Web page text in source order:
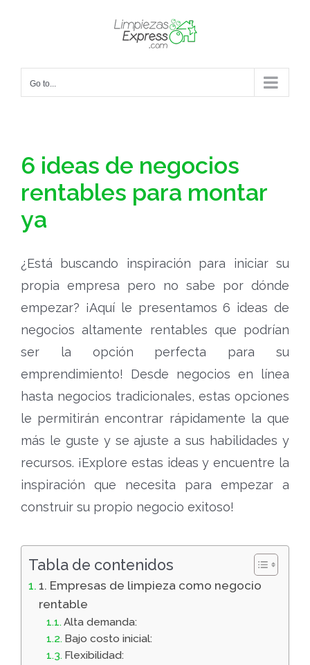
Go to...
6 ideas de negocios
rentables para montar
ya
¿Está buscando inspiración para iniciar su
propia empresa pero no sabe por dónde
empezar? ¡Aquí le presentamos 6 ideas de
negocios altamente rentables que podrían
ser la opción perfecta para su
emprendimiento! Desde negocios en línea
hasta negocios tradicionales, estas opciones
le permitirán encontrar rápidamente la que
más le guste y se ajuste a sus habilidades y
recursos. ¡Explore estas ideas y encuentre la
inspiración que necesita para empezar a
construir su propio negocio exitoso!
Tabla de contenidos
1. Empresas de limpieza como negocio
rentable
Alta demanda:
Bajo costo inicial:
Flexibilidad: